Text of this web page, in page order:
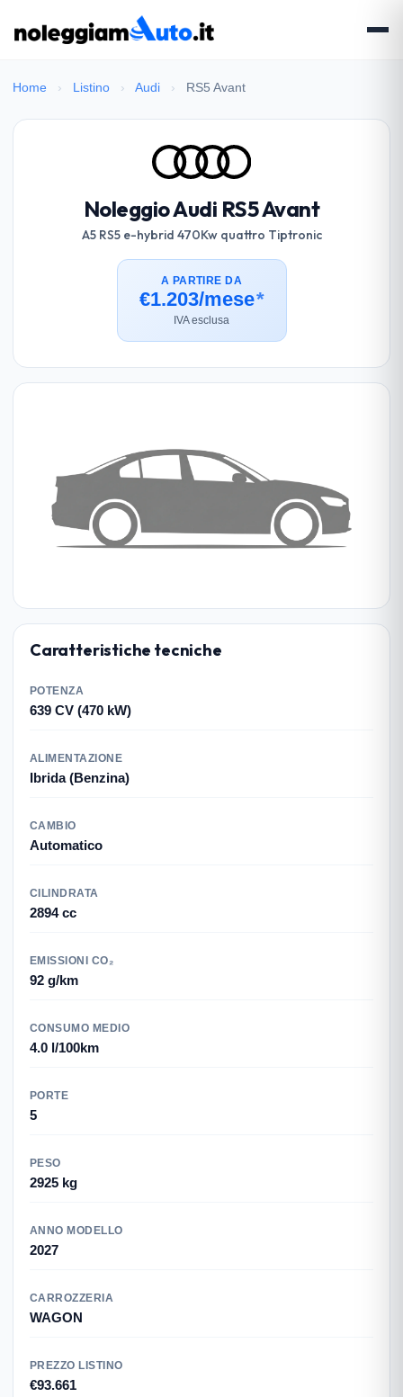
Home › Listino › Audi › RS5 Avant
Noleggio Audi RS5 Avant
A5 RS5 e-hybrid 470Kw quattro Tiptronic
A PARTIRE DA
€1.203/mese*
IVA esclusa
Caratteristiche tecniche
POTENZA
639 CV (470 kW)
ALIMENTAZIONE
Ibrida (Benzina)
CAMBIO
Automatico
CILINDRATA
2894 cc
EMISSIONI CO₂
92 g/km
CONSUMO MEDIO
4.0 l/100km
PORTE
5
PESO
2925 kg
ANNO MODELLO
2027
CARROZZERIA
WAGON
PREZZO LISTINO
€93.661